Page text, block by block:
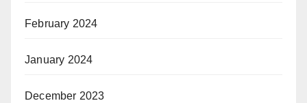
February 2024
January 2024
December 2023